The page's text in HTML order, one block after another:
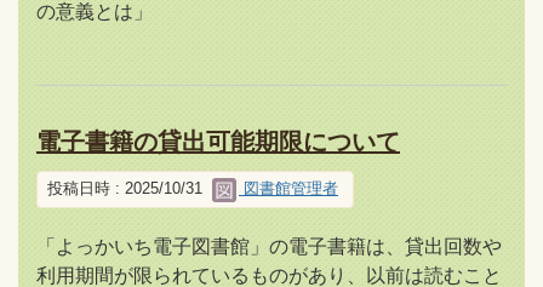
の意義とは」
電子書籍の貸出可能期限について
投稿日時 : 2025/10/31 図書館管理者
「よっかいち電子図書館」の電子書籍は、貸出回数や
利用期間が限られているものがあり、以前は読むこと